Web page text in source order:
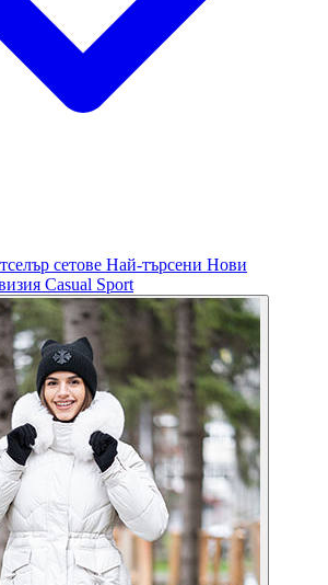
сетове Най-търсени Нови
Casual Sport